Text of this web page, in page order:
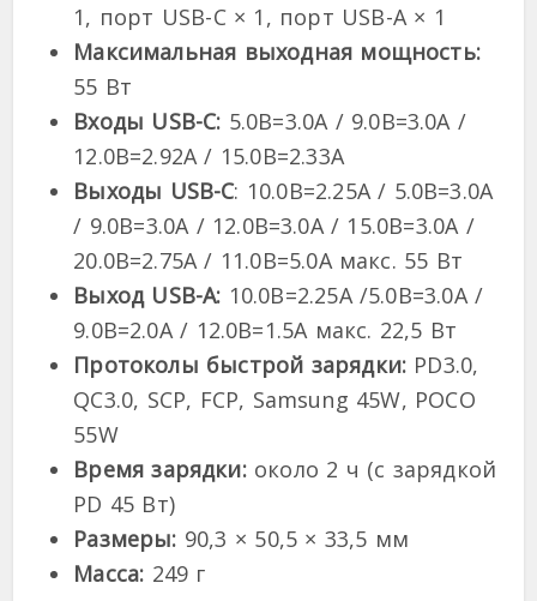
1, порт USB-C × 1, порт USB-A × 1
Максимальная выходная мощность:
55 Вт
Входы USB-C: 5.0В=3.0A / 9.0В=3.0A /
12.0В=2.92A / 15.0В=2.33A
Выходы USB-C: 10.0В=2.25A / 5.0В=3.0A
/ 9.0В=3.0A / 12.0В=3.0A / 15.0В=3.0A /
20.0В=2.75A / 11.0В=5.0A макс. 55 Вт
Выход USB-A: 10.0В=2.25A /5.0В=3.0A /
9.0В=2.0A / 12.0В=1.5A макс. 22,5 Вт
Протоколы быстрой зарядки: PD3.0,
QC3.0, SCP, FCP, Samsung 45W, POCO
55W
Время зарядки:около 2 ч (с зарядкой
PD 45 Вт)
Размеры: 90,3 × 50,5 × 33,5 мм
Масса: 249 г